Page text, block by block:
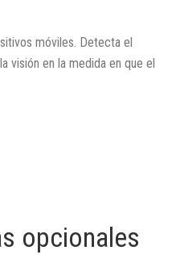
móviles. Detecta el
visión en la medida en que el
opcionales